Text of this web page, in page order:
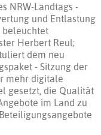
NRW-Landtags -
und Entlastung
beleuchtet
Herbert Reul;
dem neu
- Sitzung der
mehr digitale
gesetzt, die Qualität
im Land zu